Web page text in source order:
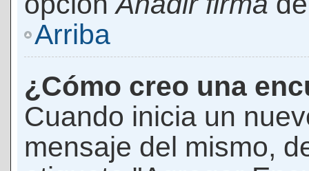
Arriba
¿Cómo creo una
Cuando inicia un
mensaje del mismo,